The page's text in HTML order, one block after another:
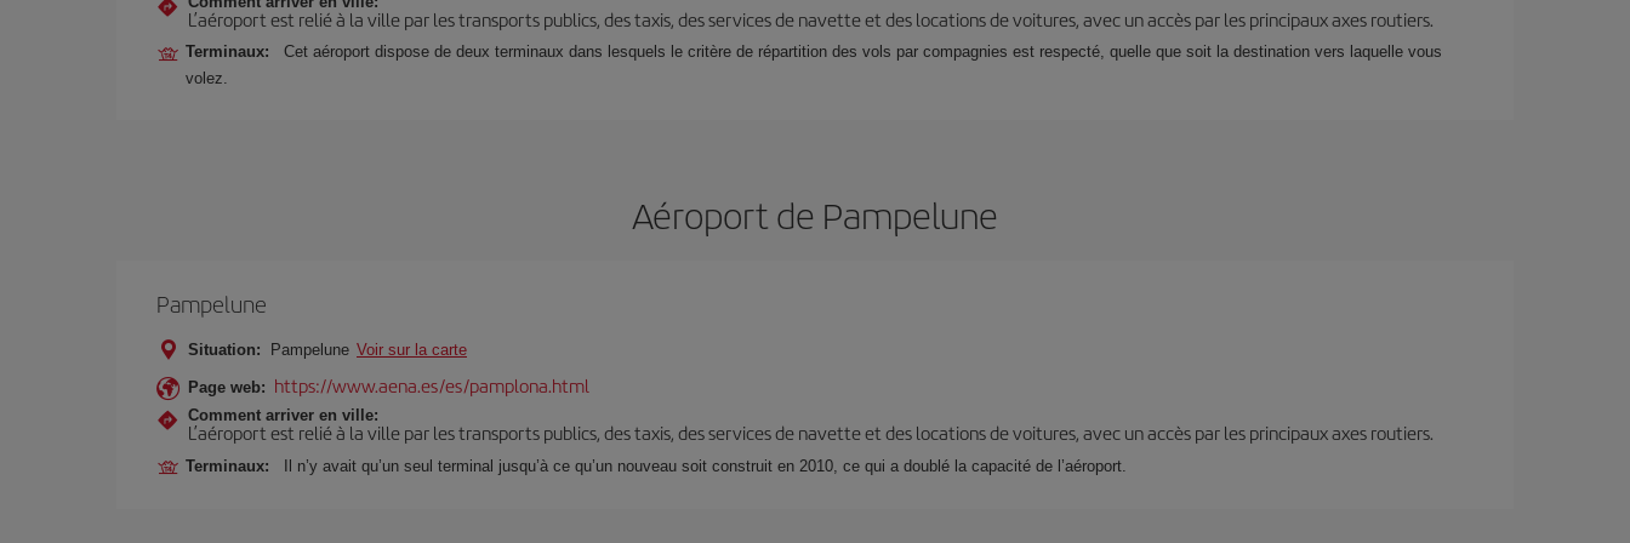
L’aéroport est relié à la ville par les transports publics, des taxis, des services de navette et des locations de voitures, avec un accès par les principaux axes routiers.
Terminaux:
Cet aéroport dispose de deux terminaux dans lesquels le critère de répartition des vols par compagnies est respecté, quelle que soit la destination vers laquelle vous
volez.
Aéroport de Pampelune
Pampelune
Situation: Pampelune Voir sur la carte
Page web: https://www.aena.es/es/pamplona.html
Comment arriver en ville:
L’aéroport est relié à la ville par les transports publics, des taxis, des services de navette et des locations de voitures, avec un accès par les principaux axes routiers.
Terminaux: Il n’y avait qu’un seul terminal jusqu’à ce qu’un nouveau soit construit en 2010, ce qui a doublé la capacité de l’aéroport.